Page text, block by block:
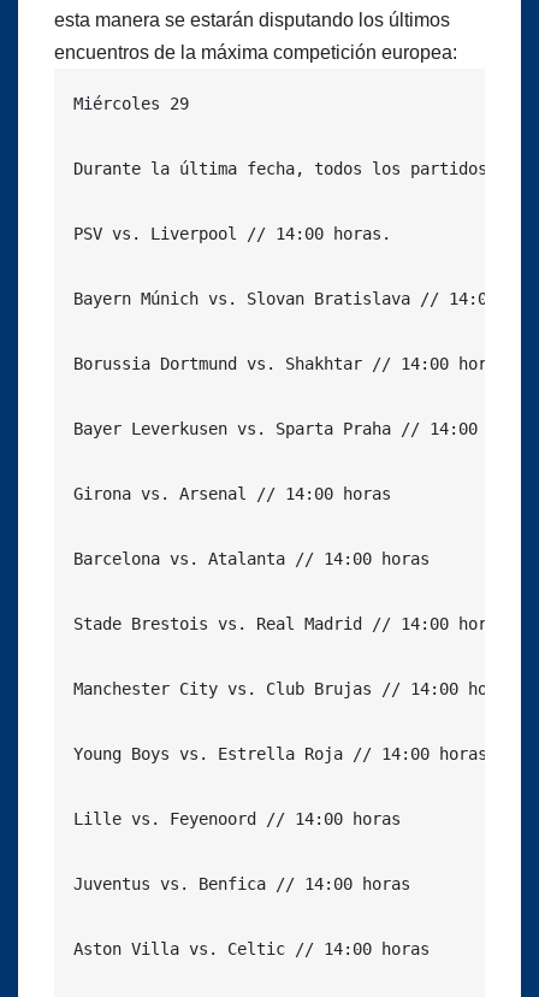
esta manera se estarán disputando los últimos
encuentros de la máxima competición europea:
Miércoles 29
Durante la última fecha, todos los partidos se
PSV vs. Liverpool // 14:00 horas.
Bayern Múnich vs. Slovan Bratislava // 14:00
Borussia Dortmund vs. Shakhtar // 14:00 horas
Bayer Leverkusen vs. Sparta Praha // 14:00 horas
Girona vs. Arsenal // 14:00 horas
Barcelona vs. Atalanta // 14:00 horas
Stade Brestois vs. Real Madrid // 14:00 horas
Manchester City vs. Club Brujas // 14:00 horas
Young Boys vs. Estrella Roja // 14:00 horas
Lille vs. Feyenoord // 14:00 horas
Juventus vs. Benfica // 14:00 horas
Aston Villa vs. Celtic // 14:00 horas